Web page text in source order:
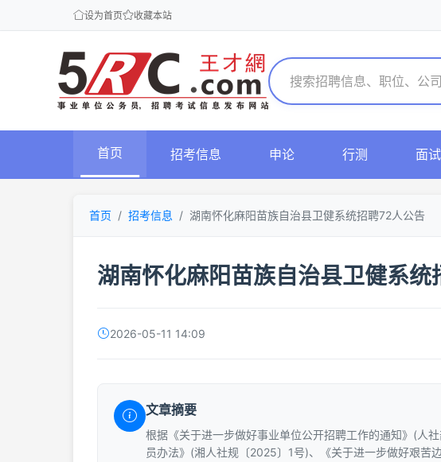
设为首页 收藏本站
首页 招考信息 申论 行测 面试
首页 招考信息 湖南怀化麻阳苗族自治县卫健系统招聘72人公告
湖南怀化麻阳苗族自治县卫健系
2026-05-11 14:09
文章摘要
根据《关于进一步做好事业单位公开招聘工作的通知》(人
员办法》(湘人社规〔2025〕1号)、《关于进一步做好艰苦